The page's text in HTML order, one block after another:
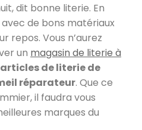
dit bonne literie. En
de bons matériaux
repos. Vous n’aurez
un magasin de literie à
de literie de
réparateur. Que ce
il faudra vous
marques du